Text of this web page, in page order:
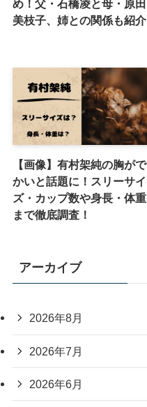
め！父・石橋凌と母・原田
美枝子、姉との関係も紹介
【画像】有村架純の胸がで
かいと話題に！スリーサイ
ズ・カップ数や身長・体重
まで徹底調査！
アーカイブ
2026年8月
2026年7月
2026年6月